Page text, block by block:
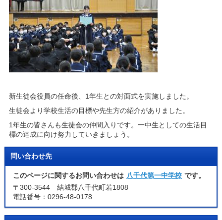
新生徒会役員の任命後、1年生との対面式を実施しました。
生徒会より学校生活の目標や先生方の紹介がありました。
1年生の皆さんも生徒会の仲間入りです。一中生としての生活目
標の達成に向け努力していきましょう。
問い合わせ先
このページに関するお問い合わせは 八千代第一中学校 です。
〒300-3544 結城郡八千代町若1808
電話番号：0296-48-0178